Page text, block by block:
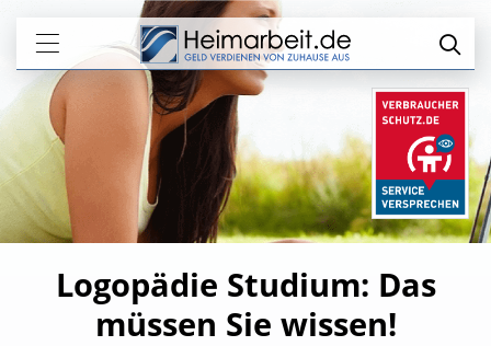
Logopädie Studium: Das
müssen Sie wissen!